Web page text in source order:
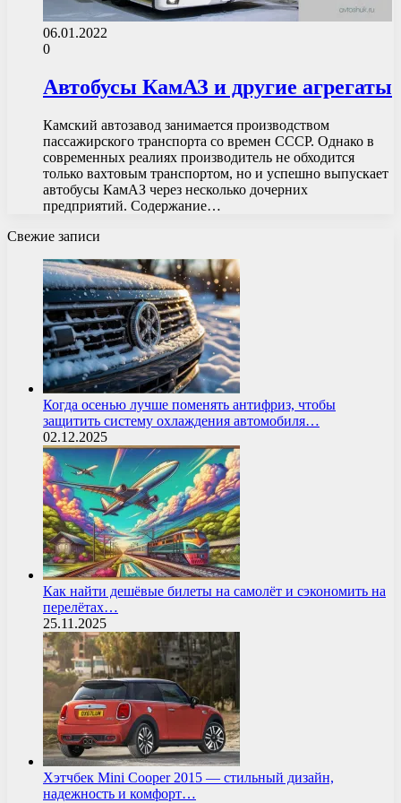
06.01.2022
0
Автобусы КамАЗ и другие агрегаты
Камский автозавод занимается производством
пассажирского транспорта со времен СССР. Однако в
современных реалиях производитель не обходится
только вахтовым транспортом, но и успешно выпускает
автобусы КамАЗ через несколько дочерних
предприятий. Содержание…
Свежие записи
Когда осенью лучше поменять антифриз, чтобы
защитить систему охлаждения автомобиля…
02.12.2025
Как найти дешёвые билеты на самолёт и сэкономить на
перелётах…
25.11.2025
Хэтчбек Mini Cooper 2015 — стильный дизайн,
надежность и комфорт…